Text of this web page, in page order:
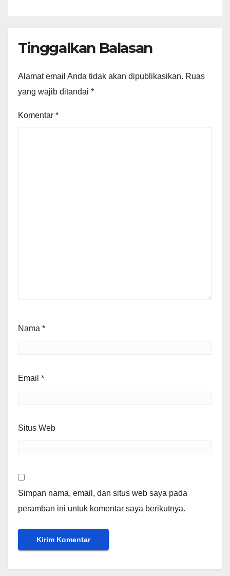
Tinggalkan Balasan
Alamat email Anda tidak akan dipublikasikan. Ruas
yang wajib ditandai *
Komentar *
Nama *
Email *
Situs Web
Simpan nama, email, dan situs web saya pada
peramban ini untuk komentar saya berikutnya.